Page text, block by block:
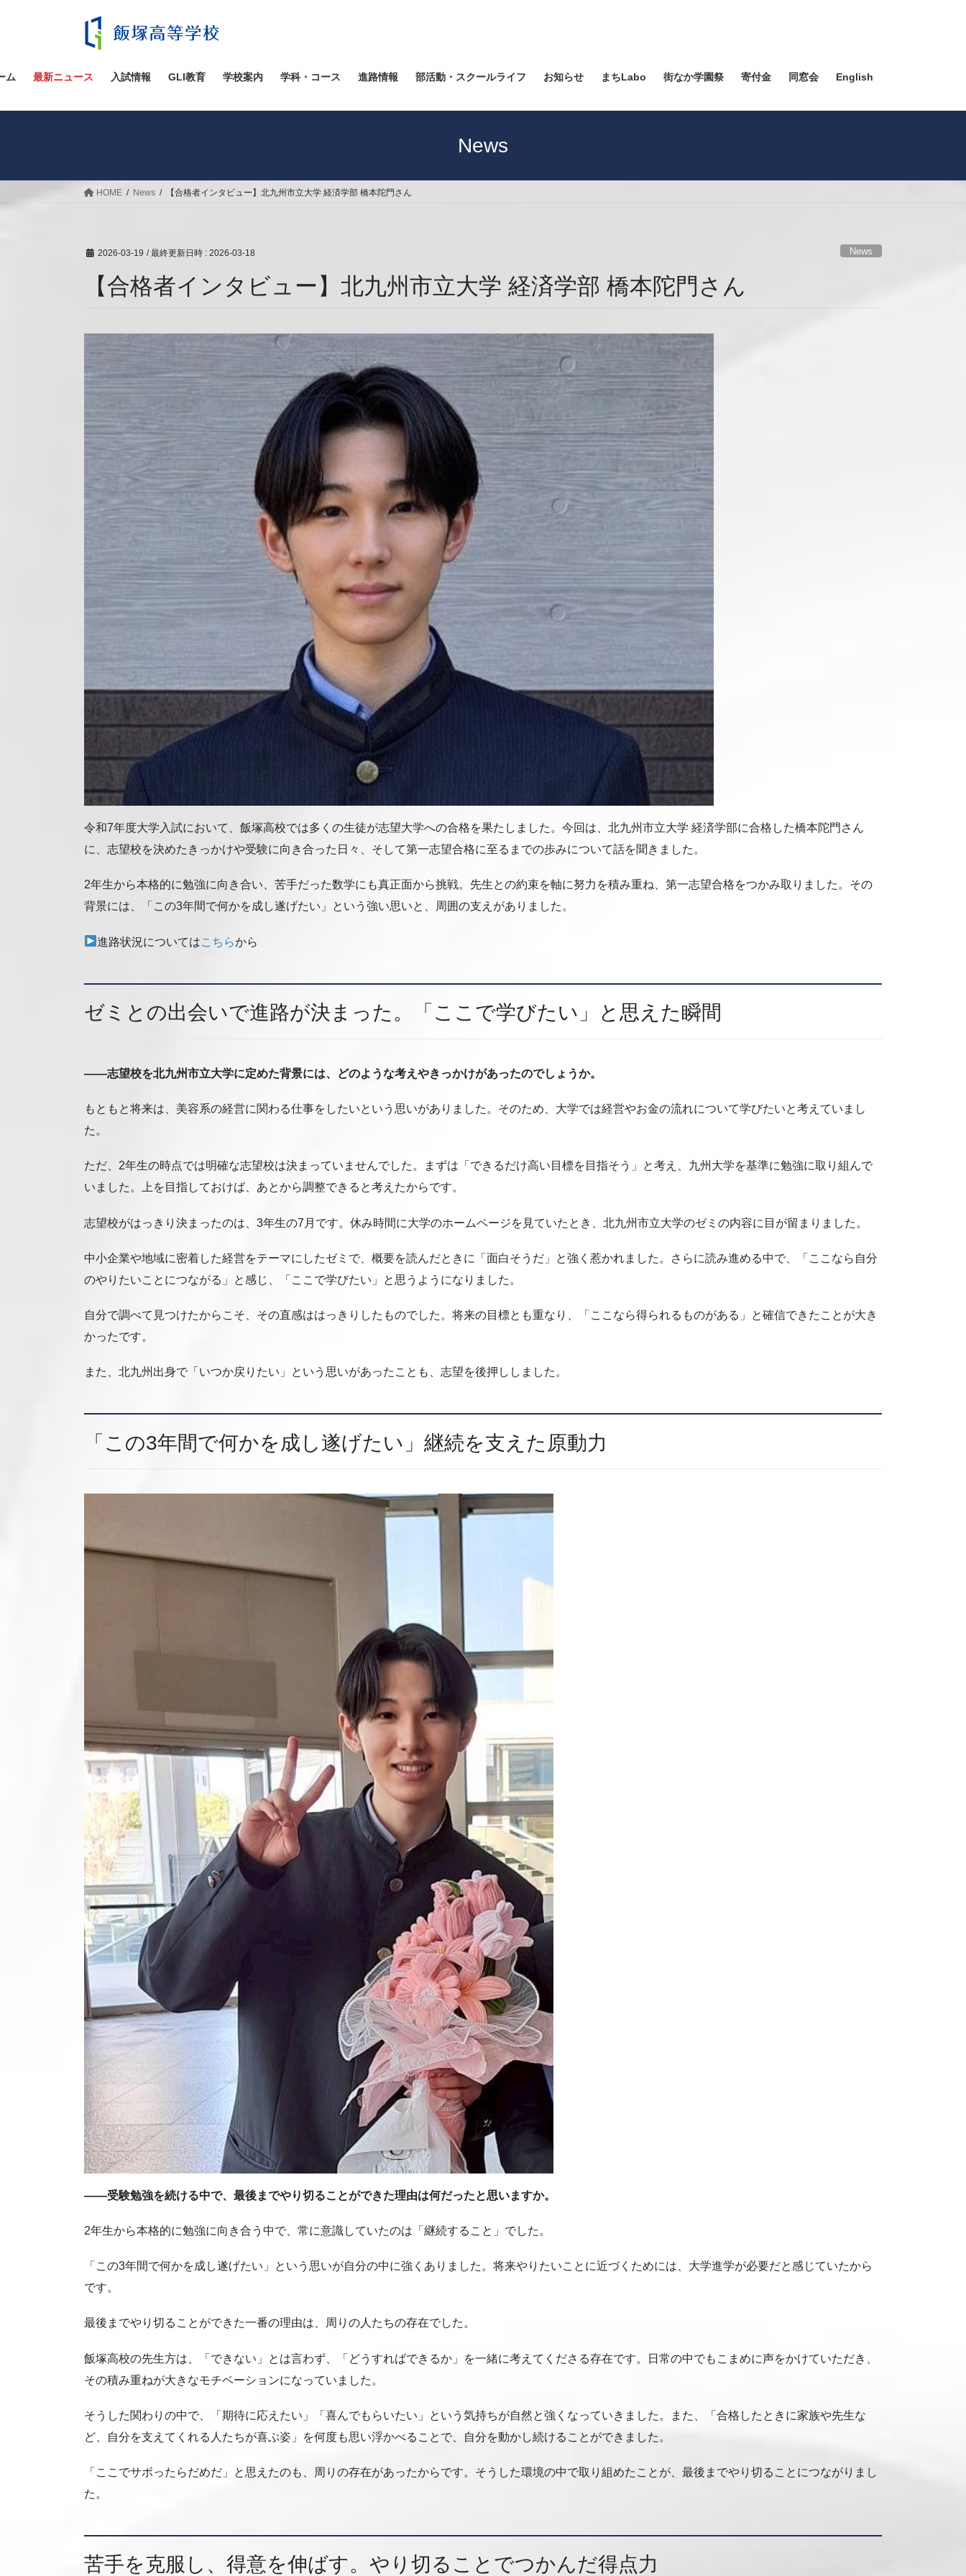
ツ
ス
シ
ン
ム 最新ニュース 入試情報 GLI教育 学校案内 学科・コース 進路情報 部活動・スクールライフ お知らせ まちLabo 街なか学園祭 寄付金 同窓会 English
News
HOME News 【合格者インタビュー】北九州市立大学 経済学部 橋本陀門さん
2026-03-19 / 最終更新日時 : 2026-03-18 News
【合格者インタビュー】北九州市立大学 経済学部 橋本陀門さん
令和7年度大学入試において、飯塚高校では多くの生徒が志望大学への合格を果たしました。今回は、北九州市立大学 経済学部に合格した橋本陀門さん
に、志望校を決めたきっかけや受験に向き合った日々、そして第一志望合格に至るまでの歩みについて話を聞きました。
2年生から本格的に勉強に向き合い、苦手だった数学にも真正面から挑戦。先生との約束を軸に努力を積み重ね、第一志望合格をつかみ取りました。その
背景には、「この3年間で何かを成し遂げたい」という強い思いと、周囲の支えがありました。
進路状況についてはこちらから
ゼミとの出会いで進路が決まった。「ここで学びたい」と思えた瞬間
——志望校を北九州市立大学に定めた背景には、どのような考えやきっかけがあったのでしょうか。
もともと将来は、美容系の経営に関わる仕事をしたいという思いがありました。そのため、大学では経営やお金の流れについて学びたいと考えていまし
た。
ただ、2年生の時点では明確な志望校は決まっていませんでした。まずは「できるだけ高い目標を目指そう」と考え、九州大学を基準に勉強に取り組んで
いました。上を目指しておけば、あとから調整できると考えたからです。
志望校がはっきり決まったのは、3年生の7月です。休み時間に大学のホームページを見ていたとき、北九州市立大学のゼミの内容に目が留まりました。
中小企業や地域に密着した経営をテーマにしたゼミで、概要を読んだときに「面白そうだ」と強く惹かれました。さらに読み進める中で、「ここなら自分
のやりたいことにつながる」と感じ、「ここで学びたい」と思うようになりました。
自分で調べて見つけたからこそ、その直感ははっきりしたものでした。将来の目標とも重なり、「ここなら得られるものがある」と確信できたことが大き
かったです。
また、北九州出身で「いつか戻りたい」という思いがあったことも、志望を後押ししました。
「この3年間で何かを成し遂げたい」継続を支えた原動力
——受験勉強を続ける中で、最後までやり切ることができた理由は何だったと思いますか。
2年生から本格的に勉強に向き合う中で、常に意識していたのは「継続すること」でした。
「この3年間で何かを成し遂げたい」という思いが自分の中に強くありました。将来やりたいことに近づくためには、大学進学が必要だと感じていたから
です。
最後までやり切ることができた一番の理由は、周りの人たちの存在でした。
飯塚高校の先生方は、「できない」とは言わず、「どうすればできるか」を一緒に考えてくださる存在です。日常の中でもこまめに声をかけていただき、
その積み重ねが大きなモチベーションになっていました。
そうした関わりの中で、「期待に応えたい」「喜んでもらいたい」という気持ちが自然と強くなっていきました。また、「合格したときに家族や先生な
ど、自分を支えてくれる人たちが喜ぶ姿」を何度も思い浮かべることで、自分を動かし続けることができました。
「ここでサボったらだめだ」と思えたのも、周りの存在があったからです。そうした環境の中で取り組めたことが、最後までやり切ることにつながりまし
た。
苦手を克服し、得意を伸ばす。やり切ることでつかんだ得点力